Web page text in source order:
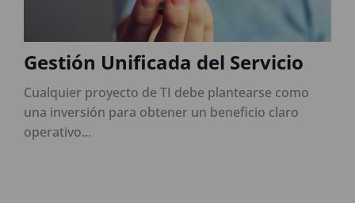
Gestión Unificada del Servicio
Cualquier proyecto de TI debe plantearse como
una inversión para obtener un beneficio claro
operativo...